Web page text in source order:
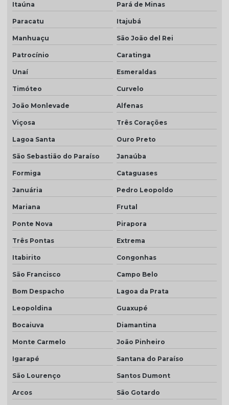
Telha portuguesa resinada
Telha portuguesa resinada preço
Telha resinada cinza
Telha resinada marfim
Telha resinada portuguesa
Telha resinada preço
Telha resinada romana
Telha romana branca natural
Telha romana natural
Telha romana preço m2
Telha romana resinada
Telha transparente americana
Telha transparente americana preço
Telha transparente americana quanto custa
Telhas ceramica porcelanato
Telhas coloniais cores
Telhas dupla
Telhas dupla face
Telhas dupla face branca
Itaúna Pará de Minas
Paracatu Itajubá
Manhuaçu São João del Rei
Patrocínio Caratinga
Unaí Esmeraldas
Timóteo Curvelo
João Monlevade Alfenas
Viçosa Três Corações
Lagoa Santa Ouro Preto
São Sebastião do Paraíso Janaúba
Formiga Cataguases
Januária Pedro Leopoldo
Mariana Frutal
Ponte Nova Pirapora
Três Pontas Extrema
Itabirito Congonhas
São Francisco Campo Belo
Bom Despacho Lagoa da Prata
Leopoldina Guaxupé
Bocaiuva Diamantina
Monte Carmelo João Pinheiro
Igarapé Santana do Paraíso
São Lourenço Santos Dumont
Arcos São Gotardo